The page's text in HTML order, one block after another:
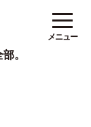
。
メニュー